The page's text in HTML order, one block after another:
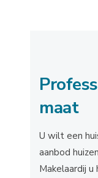
maat
U wilt een
aanbod
Makelaardij